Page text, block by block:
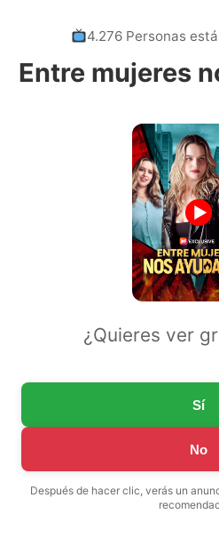
4.276 Personas
Entre mujeres
¿Quieres ver
Sí
No
Después de hacer clic, verás un